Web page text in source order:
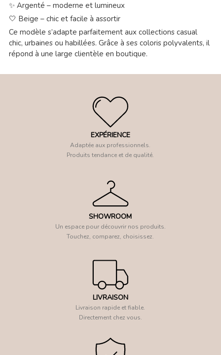
✨ Argenté – moderne et lumineux
🤍 Beige – chic et facile à assortir
Ce modèle s’adapte parfaitement aux collections casual
chic, urbaines ou habillées. Grâce à ses coloris polyvalents, il
répond à une large clientèle en boutique.
EXPÉRIENCE
Adaptée aux professionnels.
Produits tendance et de qualité.
SHOWROOM
Un espace pour découvrir nos produits.
Touchez, comparez, choisissez.
LIVRAISON
Livraison rapide et fiable.
Directement chez vous.